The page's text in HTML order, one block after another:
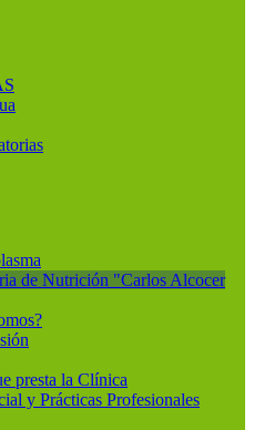
de Nutrición "Carlos Alcocer
presta la Clínica
y Prácticas Profesionales